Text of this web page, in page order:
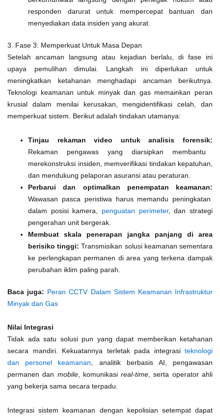
responden darurat untuk mempercepat bantuan dan
menyediakan data insiden yang akurat.
3. Fase 3: Memperkuat Untuk Masa Depan
Setelah ancaman langsung atau kejadian berlalu, di fase ini
upaya pemulihan dimulai. Langkah ini diperlukan untuk
meningkatkan ketahanan menghadapi ancaman berikutnya.
Teknologi keamanan untuk minyak dan gas memainkan peran
krusial dalam menilai kerusakan, mengidentifikasi celah, dan
memperkuat sistem. Berikut adalah tindakan utamanya:
Tinjau rekaman video untuk analisis forensik:
Rekaman pengawas yang diarsipkan membantu
merekonstruksi insiden, memverifikasi tindakan kepatuhan,
dan mendukung pelaporan asuransi atau peraturan.
Perbarui dan optimalkan penempatan keamanan:
Wawasan pasca peristiwa harus memandu peningkatan
dalam posisi kamera, penguatan perimeter, dan strategi
pengerahan unit bergerak.
Membuat skala penerapan jangka panjang di area
berisiko tinggi: Transmisikan solusi keamanan sementara
ke perlengkapan permanen di area yang terkena dampak
perubahan iklim paling parah.
Baca juga: Peran CCTV Dalam Sistem Keamanan Infrastruktur
Minyak dan Gas
Nilai Integrasi
Tidak ada satu solusi pun yang dapat memberikan ketahanan
secara mandiri. Kekuatannya terletak pada integrasi teknologi
dan personel keamanan , analitik berbasis AI, pengawasan
permanen dan mobile, komunikasireal-time , serta operator ahli
yang bekerja sama secara terpadu.
Integrasi sistem keamanan dengan kepolisian setempat dapat